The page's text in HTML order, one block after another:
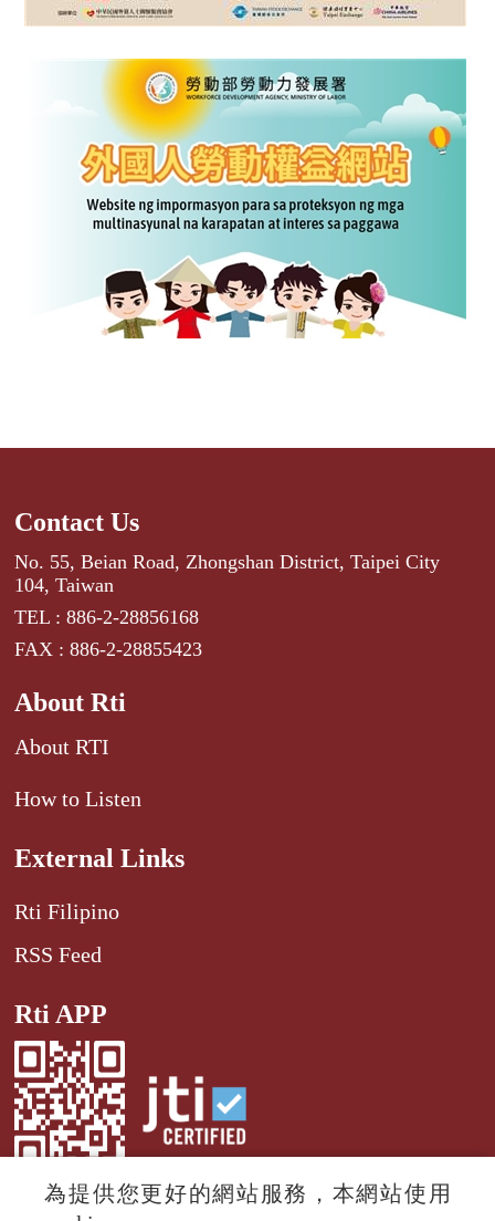
Contact Us
No. 55, Beian Road, Zhongshan District, Taipei City
104, Taiwan
TEL : 886-2-28856168
FAX : 886-2-28855423
About Rti
About RTI
How to Listen
External Links
Rti Filipino
RSS Feed
Rti APP
為提供您更好的網站服務，本網站使用